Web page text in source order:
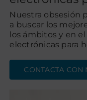
Nuestra obsesión
a buscar los
los ámbitos y en el
electrónicas para
CONTACTA CON